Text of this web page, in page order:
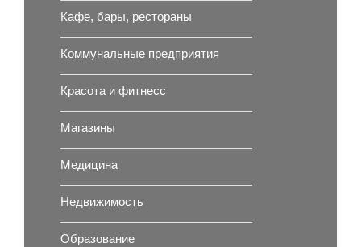
Кафе, бары, рестораны
Коммунальные предприятия
Красота и фитнесс
Магазины
Медицина
Недвижимость
Образование